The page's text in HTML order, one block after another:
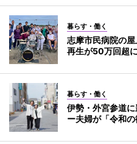
暮らす・働く
志摩市民病院の
再生が50万回超に
暮らす・働く
伊勢・外宮参道
ー夫婦が「令和